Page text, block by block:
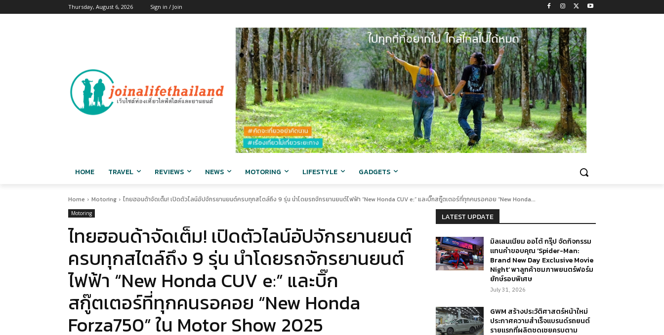
Thursday, August 6, 2026 Sign in / Join
HOME TRAVEL REVIEWS NEWS MOTORING LIFESTYLE GADGETS
Home Motoring ไทยฮอนด้าจัดเต็ม! เปิดตัวไลน์อัปจักรยานยนต์ครบทุกสไตล์ถึง 9 รุ่น นำโดยรถจักรยานยนต์ไฟฟ้า “New Honda CUV e:” และบิ๊กสกู๊ตเตอร์ที่ทุกคนรอคอย “New Honda...
Motoring
ไทยฮอนด้าจัดเต็ม! เปิดตัวไลน์อัปจักรยานยนต์
ครบทุกสไตล์ถึง 9 รุ่น นำโดยรถจักรยานยนต์
ไฟฟ้า “New Honda CUV e:” และบิ๊ก
สกู๊ตเตอร์ที่ทุกคนรอคอย “New Honda
Forza750” ใน Motor Show 2025
LATEST UPDATE
มิลเลนเนียม ออโต้ กรุ๊ป จัดกิจกรรม
แทนคำขอบคุณ ‘Spider-Man:
Brand New Day Exclusive Movie
Night’ พาลูกค้าชมภาพยนตร์ฟอร์ม
ยักษ์รอบพิเศษ
July 31, 2026
GWM สร้างประวัติศาสตร์หน้าใหม่
ประกาศความสำเร็จแบรนด์รถยนต์
รายแรกที่ผลิตชดเชยครบตาม